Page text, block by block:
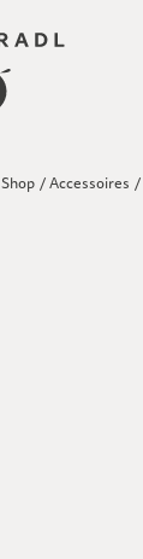
Shop /Accessoires /